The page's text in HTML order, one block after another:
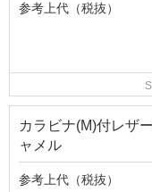
参考上代（税抜）
カラビナ(M)付レザ
ャメル
参考上代（税抜）